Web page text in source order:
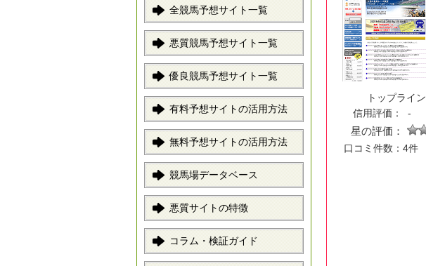
全競馬予想サイト一覧
悪質競馬予想サイト一覧
優良競馬予想サイト一覧
有料予想サイトの活用方法
無料予想サイトの活用方法
競馬場データベース
悪質サイトの特徴
コラム・検証ガイド
トップライン
信用評価：
-
星の評価：
口コミ件数：4件